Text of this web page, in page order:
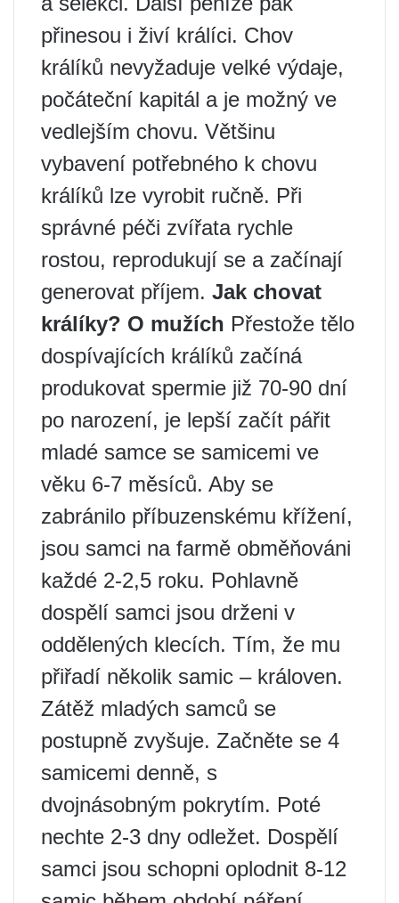
přinesou i živí králíci. Chov
králíků nevyžaduje velké výdaje,
počáteční kapitál a je možný ve
vedlejším chovu. Většinu
vybavení potřebného k chovu
králíků lze vyrobit ručně. Při
správné péči zvířata rychle
rostou, reprodukují se a začínají
generovat příjem. Jak chovat
králíky? O mužích Přestože tělo
dospívajících králíků začíná
produkovat spermie již 70-90 dní
po narození, je lepší začít pářit
mladé samce se samicemi ve
věku 6-7 měsíců. Aby se
zabránilo příbuzenskému křížení,
jsou samci na farmě obměňováni
každé 2-2,5 roku. Pohlavně
dospělí samci jsou drženi v
oddělených klecích. Tím, že mu
přiřadí několik samic – královen.
Zátěž mladých samců se
postupně zvyšuje. Začněte se 4
samicemi denně, s
dvojnásobným pokrytím. Poté
nechte 2-3 dny odležet. Dospělí
samci jsou schopni oplodnit 8-12